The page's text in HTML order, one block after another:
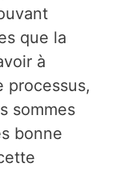
que la
à
processus,
sommes
bonne